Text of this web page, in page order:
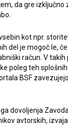
787X
da gre izključno
kot npr.
del je mogoč le,
račun. V takih
poleg teh
BSF
dovoljenja
avtorskih,